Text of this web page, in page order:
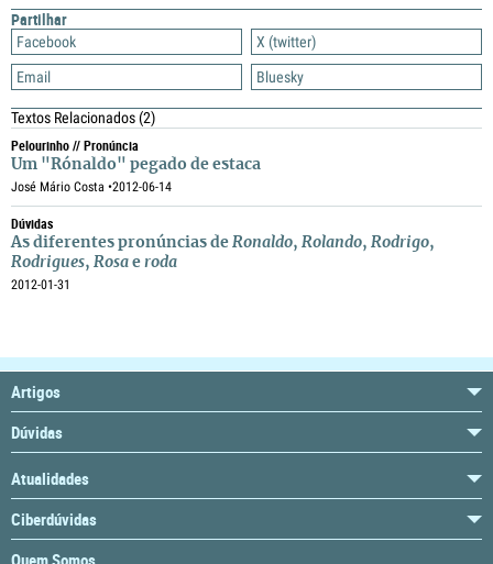
Partilhar
Facebook
X (twitter)
Email
Bluesky
Textos Relacionados(2)
Pelourinho // Pronúncia
Um "Rónaldo" pegado de estaca
José Mário Costa •2012-06-14
Dúvidas
As diferentes pronúncias de Ronaldo, Rolando, Rodrigo,
Rodrigues, Rosa e roda
2012-01-31
Artigos
Dúvidas
Atualidades
Ciberdúvidas
Quem Somos